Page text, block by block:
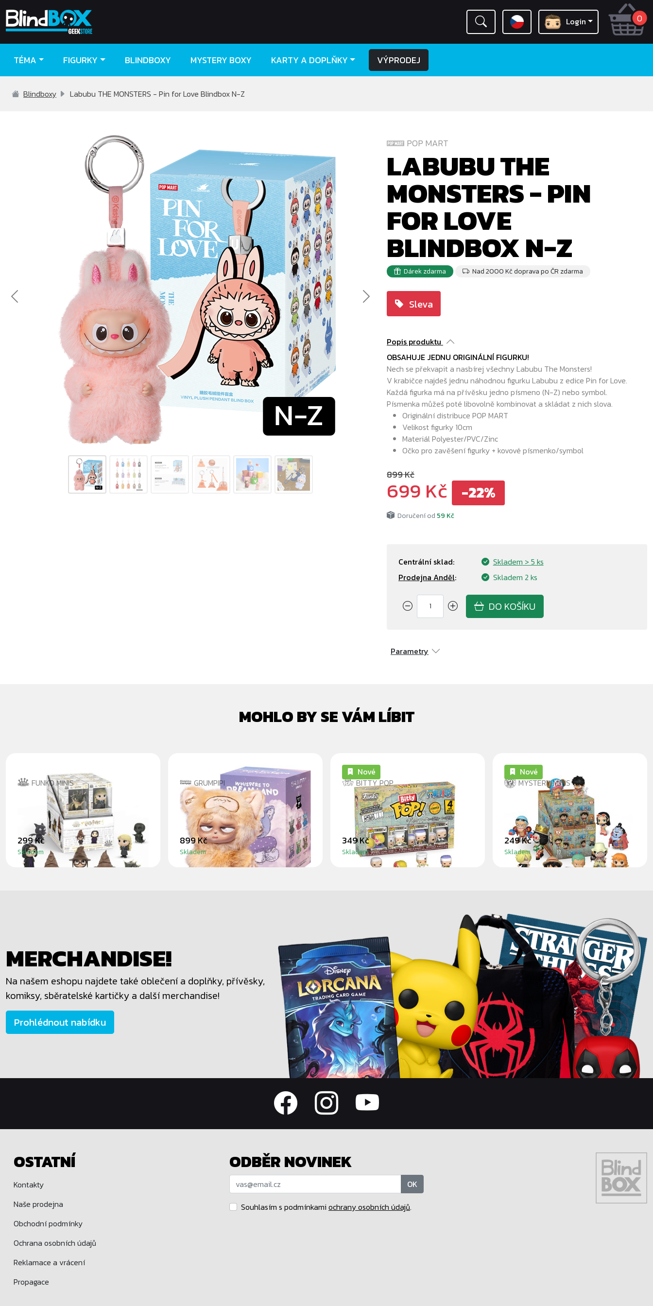
0
Login
TÉMA FIGURKY BLINDBOXY MYSTERY BOXY KARTY A DOPLŇKY VÝPRODEJ
Blindboxy Labubu THE MONSTERS - Pin for Love Blindbox N-Z
Previous Next
POP MART
LABUBU THE
MONSTERS - PIN
FOR LOVE
BLINDBOX N-Z
Dárek zdarma Nad 2000 Kč doprava po ČR zdarma
Sleva
Popis produktu
OBSAHUJE JEDNU ORIGINÁLNÍ FIGURKU!
Nech se překvapit a nasbírej všechny Labubu The Monsters!
V krabičce najdeš jednu náhodnou figurku Labubu z edice Pin for Love.
Každá figurka má na přívěsku jedno písmeno (N-Z) nebo symbol.
Písmenka můžeš poté libovolně kombinovat a skládat z nich slova.
Originální distribuce POP MART
Velikost figurky 10cm
Materiál Polyester/PVC/Zinc
Očko pro zavěšení figurky + kovové písmenko/symbol
899 Kč
699 Kč -22%
Doručení od 59 Kč
Centrální sklad: Skladem > 5 ks
Prodejna Anděl: Skladem 2 ks
DO KOŠÍKU
Parametry
MOHLO BY SE VÁM LÍBIT
FUNKO MINIS
HARRY POTTER - MINIS
299 Kč
Skladem
GRUMPIPI
GRUMPIPI WHISPERS TO
DREAMLAND BLINDBOX
899 Kč
Skladem
BITTY POP
SANJI ONE PIECE 4PK BITTY
POP
Nové
349 Kč
Skladem
MYSTERY MINIS
ONE PIECE FISH-MAN ISLAND
SAGA - BLINDBOX
Nové
249 Kč
Skladem
MERCHANDISE!
Na našem eshopu najdete také oblečení a doplňky, přívěsky,
komiksy, sběratelské kartičky a další merchandise!
Prohlédnout nabídku
OSTATNÍ
Kontakty
Naše prodejna
Obchodní podmínky
Ochrana osobních údajů
Reklamace a vrácení
Propagace
ODBĚR NOVINEK
OK
Souhlasím s podmínkami ochrany osobních údajů.